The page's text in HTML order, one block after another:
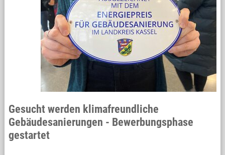
Gesucht werden klimafreundliche
Gebäudesanierungen - Bewerbungsphase
gestartet